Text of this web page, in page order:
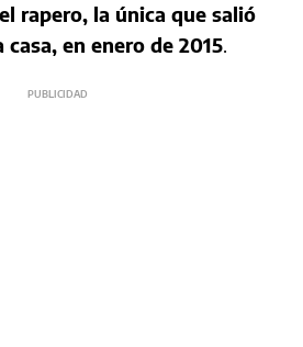
rapero, la única que salió
en enero de 2015.